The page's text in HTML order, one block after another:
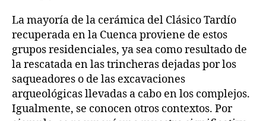
La mayoría de la cerámica del Clásico Tardío
recuperada en la Cuenca proviene de estos
grupos residenciales, ya sea como resultado de
la rescatada en las trincheras dejadas por los
saqueadores o de las excavaciones
arqueológicas llevadas a cabo en los complejos.
Igualmente, se conocen otros contextos. Por